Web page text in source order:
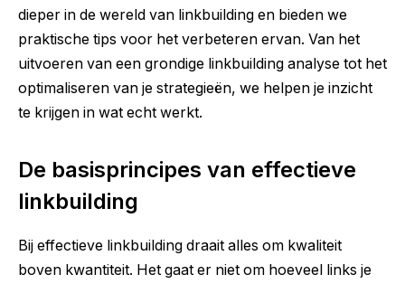
dieper in de wereld van linkbuilding en bieden we
praktische tips voor het verbeteren ervan. Van het
uitvoeren van een grondige linkbuilding analyse tot het
optimaliseren van je strategieën, we helpen je inzicht
te krijgen in wat echt werkt.
De basisprincipes van effectieve
linkbuilding
Bij effectieve linkbuilding draait alles om kwaliteit
boven kwantiteit. Het gaat er niet om hoeveel links je